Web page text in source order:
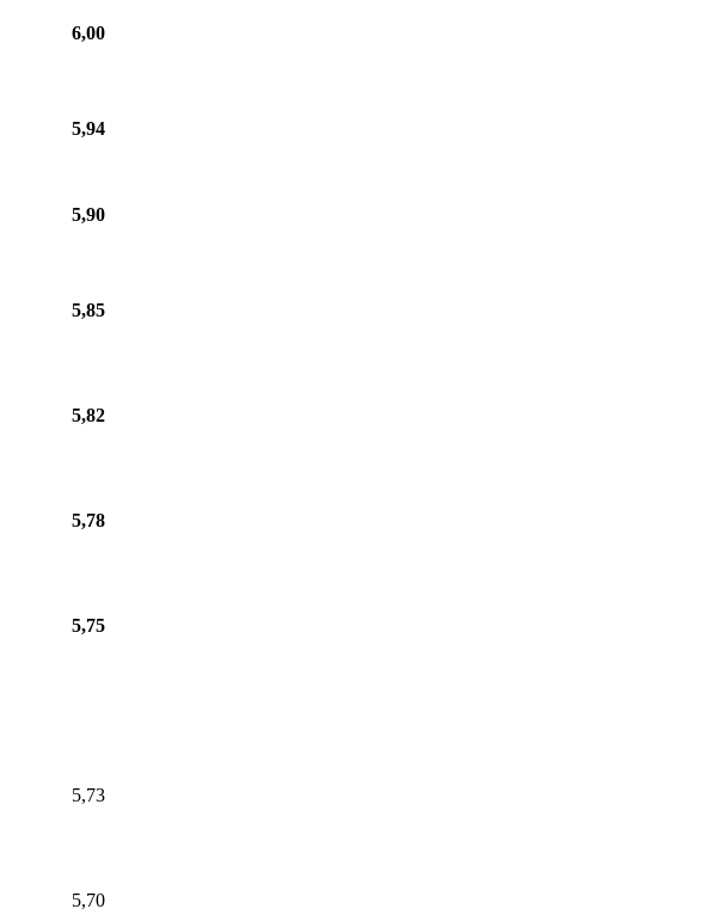
6,00
5,94
5,90
5,85
5,82
5,78
5,75
5,73
5,70